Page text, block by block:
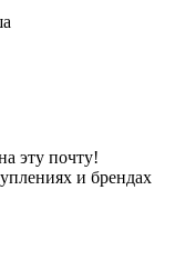
эту почту!
и брендах